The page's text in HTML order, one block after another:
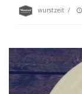
wurstzeit /